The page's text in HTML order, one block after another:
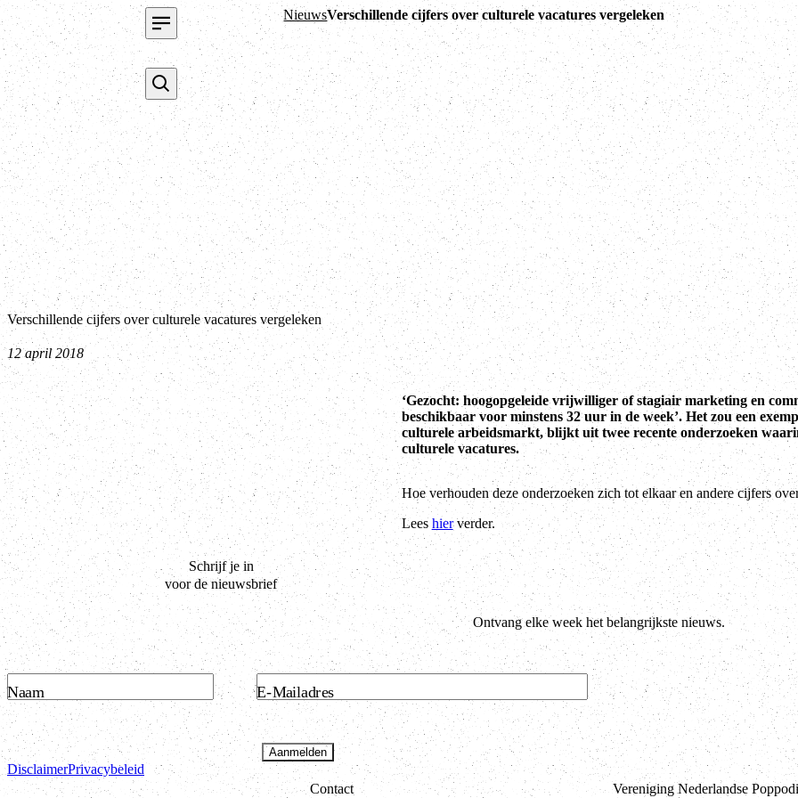
NieuwsVerschillende cijfers over culturele vacatures vergeleken
Verschillende cijfers over culturele vacatures vergeleken
12 april 2018
‘Gezocht: hoogopgeleide vrijwilliger of stagiair marketing en
beschikbaar voor minstens 32 uur in de week’. Het zou een
culturele arbeidsmarkt, blijkt uit twee recente onderzoeken
culturele vacatures.
Hoe verhouden deze onderzoeken zich tot elkaar en andere cijfers
Lees hierverder.
Schrijf je in
voor de nieuwsbrief
Ontvang elke week het belangrijkste nieuws.
Naam E-Mailadres
Aanmelden
DisclaimerPrivacybeleid
Contact
Vereniging Nederlandse